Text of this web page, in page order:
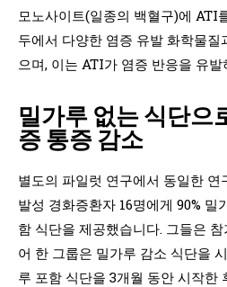
모노사이트(일종의 백혈구)에 ATI
두에서 다양한 염증 유발 화학물질
으며, 이는 ATI가 염증 반응을 유
밀가루 없는 식단으
증 통증 감소
별도의 파일럿 연구에서 동일한
발성 경화증환자 16명에게 90% 밀
함 식단을 제공했습니다. 그들은
어 한 그룹은 밀가루 감소 식단을
루 포함 식단을 3개월 동안 시작한